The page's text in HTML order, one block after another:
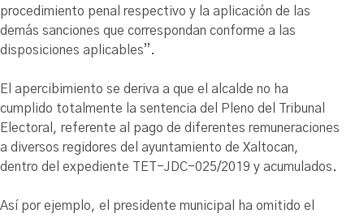
procedimiento penal respectivo y la aplicación de las
demás sanciones que correspondan conforme a las
disposiciones aplicables”.
El apercibimiento se deriva a que el alcalde no ha
cumplido totalmente la sentencia del Pleno del Tribunal
Electoral, referente al pago de diferentes remuneraciones
a diversos regidores del ayuntamiento de Xaltocan,
dentro del expediente TET-JDC-025/2019 y acumulados.
Así por ejemplo, el presidente municipal ha omitido el